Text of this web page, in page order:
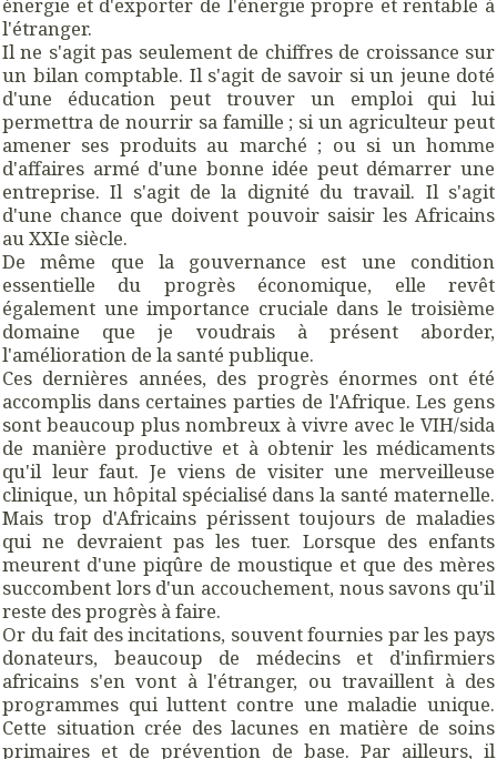
énergie et d'exporter de l'énergie propre et rentable à
l'étranger.
Il ne s'agit pas seulement de chiffres de croissance sur
un bilan comptable. Il s'agit de savoir si un jeune doté
d'une éducation peut trouver un emploi qui lui
permettra de nourrir sa famille ; si un agriculteur peut
amener ses produits au marché ; ou si un homme
d'affaires armé d'une bonne idée peut démarrer une
entreprise. Il s'agit de la dignité du travail. Il s'agit
d'une chance que doivent pouvoir saisir les Africains
au XXIe siècle.
De même que la gouvernance est une condition
essentielle du progrès économique, elle revêt
également une importance cruciale dans le troisième
domaine que je voudrais à présent aborder,
l'amélioration de la santé publique.
Ces dernières années, des progrès énormes ont été
accomplis dans certaines parties de l'Afrique. Les gens
sont beaucoup plus nombreux à vivre avec le VIH/sida
de manière productive et à obtenir les médicaments
qu'il leur faut. Je viens de visiter une merveilleuse
clinique, un hôpital spécialisé dans la santé maternelle.
Mais trop d'Africains périssent toujours de maladies
qui ne devraient pas les tuer. Lorsque des enfants
meurent d'une piqûre de moustique et que des mères
succombent lors d'un accouchement, nous savons qu'il
reste des progrès à faire.
Or du fait des incitations, souvent fournies par les pays
donateurs, beaucoup de médecins et d'infirmiers
africains s'en vont à l'étranger, ou travaillent à des
programmes qui luttent contre une maladie unique.
Cette situation crée des lacunes en matière de soins
primaires et de prévention de base. Par ailleurs, il